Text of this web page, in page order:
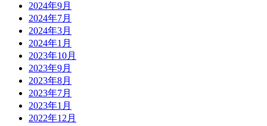
2024年9月
2024年7月
2024年3月
2024年1月
2023年10月
2023年9月
2023年8月
2023年7月
2023年1月
2022年12月